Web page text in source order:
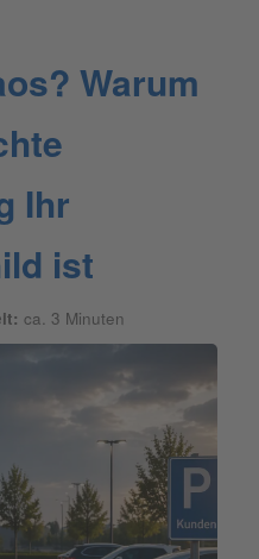
Warum
Ihr
ist
ca. 3 Minuten